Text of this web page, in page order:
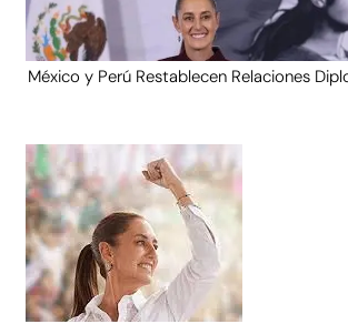
México y Perú Restablecen Relaciones